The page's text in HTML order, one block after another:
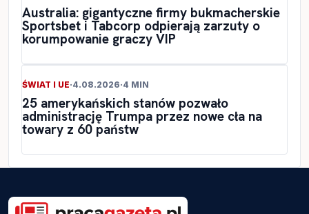
Australia: gigantyczne firmy bukmacherskie
Sportsbet i Tabcorp odpierają zarzuty o
korumpowanie graczy VIP
ŚWIAT I UE·4.08.2026·4 MIN
25 amerykańskich stanów pozwało
administrację Trumpa przez nowe cła na
towary z 60 państw